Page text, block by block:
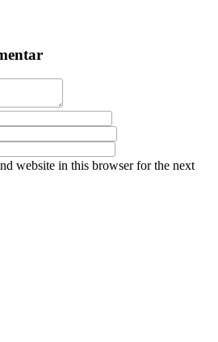
website in this browser for the next